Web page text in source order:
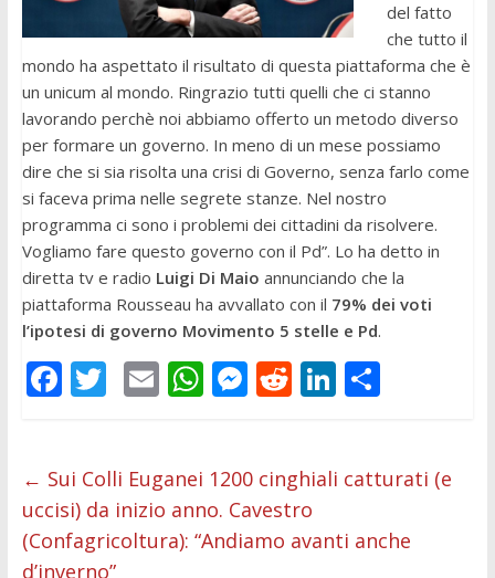
del fatto
che tutto il
mondo ha aspettato il risultato di questa piattaforma che è
un unicum al mondo. Ringrazio tutti quelli che ci stanno
lavorando perchè noi abbiamo offerto un metodo diverso
per formare un governo. In meno di un mese possiamo
dire che si sia risolta una crisi di Governo, senza farlo come
si faceva prima nelle segrete stanze. Nel nostro
programma ci sono i problemi dei cittadini da risolvere.
Vogliamo fare questo governo con il Pd”. Lo ha detto in
diretta tv e radio Luigi Di Maio annunciando che la
piattaforma Rousseau ha avvallato con il 79% dei voti
l’ipotesi di governo Movimento 5 stelle e Pd.
F
b
o
o
T
er
E
l
W
s
A
p
M
e
n
g
R
di
t
Li
e
n
C
di
vi
di
← Sui Colli Euganei 1200 cinghiali catturati (e
uccisi) da inizio anno. Cavestro
(Confagricoltura): “Andiamo avanti anche
d’inverno”